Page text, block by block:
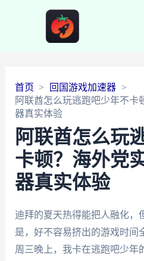
首页
回国游戏加速器
阿联酋怎么玩逃跑吧少年不卡
器真实体验
阿联酋怎么玩
卡顿？海外党
器真实体验
迪拜的夏天热得能把人融化，
是，好不容易挤出的游戏时间
周三晚上，我卡在逃跑吧少年